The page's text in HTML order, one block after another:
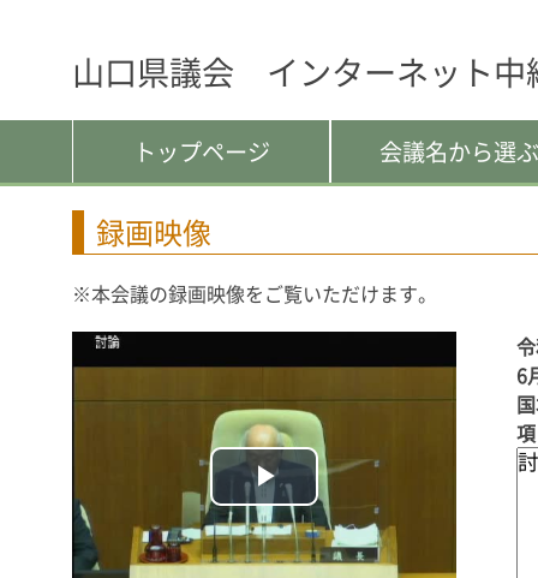
山口県議会 インターネット中
トップページ 会議名から選ぶ
録画映像
※本会議の録画映像をご覧いただけます。
Play
Video
6